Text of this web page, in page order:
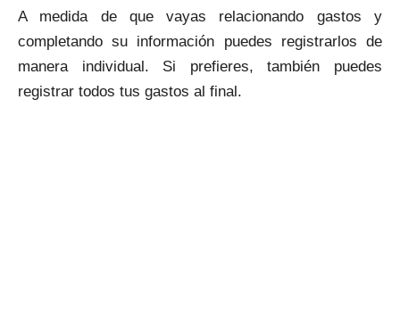
A medida de que vayas relacionando gastos y
completando su información puedes registrarlos de
manera individual. Si prefieres, también puedes
registrar todos tus gastos al final.